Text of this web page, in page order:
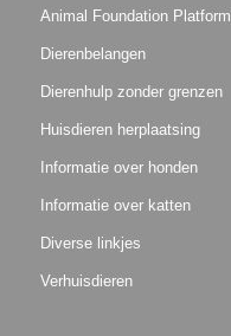
Animal Foundation Platform
Dierenbelangen
Dierenhulp zonder grenzen
Huisdieren herplaatsing
Informatie over honden
Informatie over katten
Diverse linkjes
Verhuisdieren